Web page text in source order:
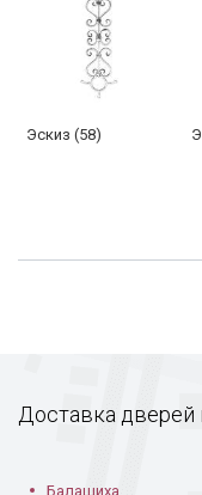
Эскиз (58)
Доставка
Балашиха